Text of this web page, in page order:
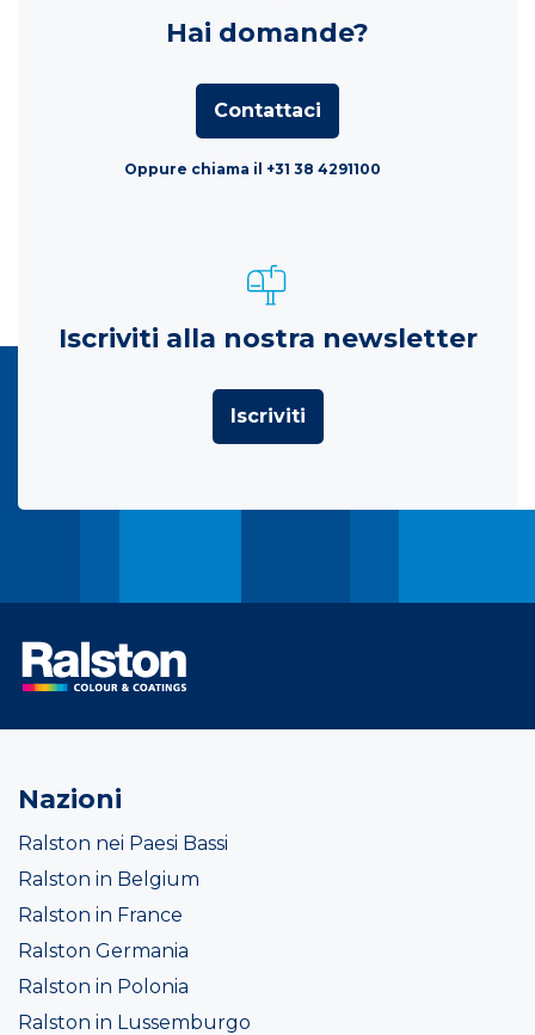
Hai domande?
Contattaci
Oppure chiama il +31 38 4291100
Iscriviti alla nostra newsletter
Iscriviti
Nazioni
Ralston nei Paesi Bassi
Ralston in Belgium
Ralston in France
Ralston Germania
Ralston in Polonia
Ralston in Lussemburgo